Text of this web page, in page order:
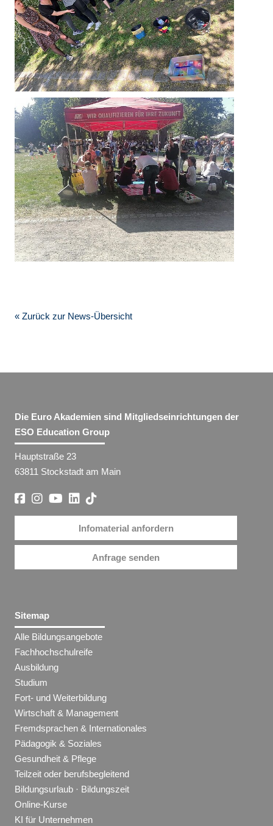
« Zurück zur News-Übersicht
Die Euro Akademien sind Mitgliedseinrichtungen der
ESO Education Group
Hauptstraße 23
63811 Stockstadt am Main
Infomaterial anfordern
Anfrage senden
Sitemap
Alle Bildungsangebote
Fachhochschulreife
Ausbildung
Studium
Fort- und Weiterbildung
Wirtschaft & Management
Fremdsprachen & Internationales
Pädagogik & Soziales
Gesundheit & Pflege
Teilzeit oder berufsbegleitend
Bildungsurlaub · Bildungszeit
Online-Kurse
KI für Unternehmen